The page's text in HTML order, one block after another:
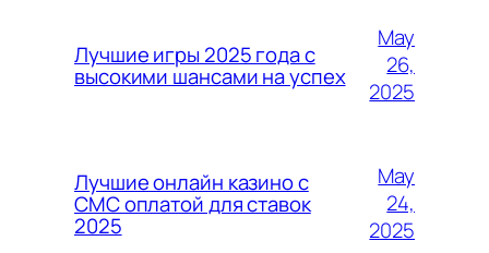
Лучшие игры 2025 года с
высокими шансами на успех
May
26,
2025
Лучшие онлайн казино с
СМС оплатой для ставок
2025
May
24,
2025